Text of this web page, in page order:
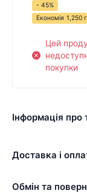
- 45%
Економія 1,250
Цей
покупки
Інформація про
Доставка і
Обмін та